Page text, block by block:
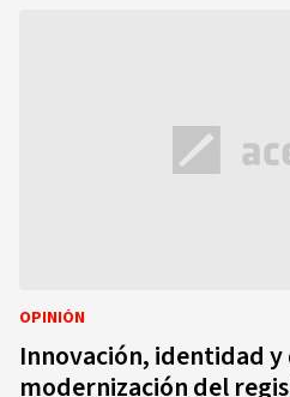
OPINIÓN
Innovación, identidad y
modernización del